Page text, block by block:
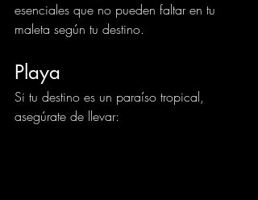
esenciales que no pueden faltar en tu
maleta según tu destino.
Playa
Si tu destino es un paraíso tropical,
asegúrate de llevar: